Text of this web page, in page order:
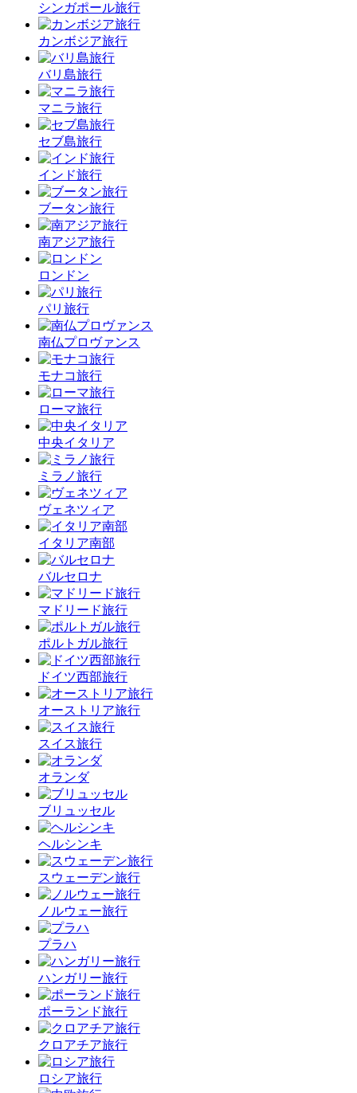
シンガポール旅行
カンボジア旅行
バリ島旅行
マニラ旅行
セブ島旅行
インド旅行
ブータン旅行
南アジア旅行
ロンドン
パリ旅行
南仏プロヴァンス
モナコ旅行
ローマ旅行
中央イタリア
ミラノ旅行
ヴェネツィア
イタリア南部
バルセロナ
マドリード旅行
ポルトガル旅行
ドイツ西部旅行
オーストリア旅行
スイス旅行
オランダ
ブリュッセル
ヘルシンキ
スウェーデン旅行
ノルウェー旅行
プラハ
ハンガリー旅行
ポーランド旅行
クロアチア旅行
ロシア旅行